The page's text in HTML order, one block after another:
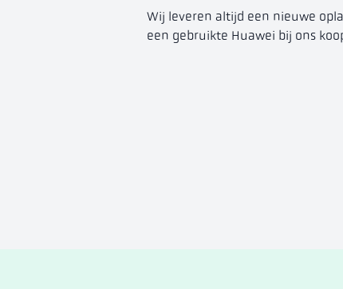
Wij leveren altijd een nieuwe
een gebruikte Huawei bij ons